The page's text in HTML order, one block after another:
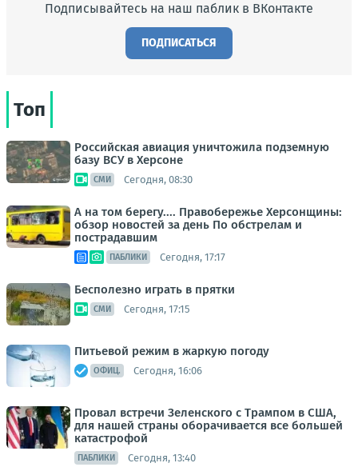
Подписывайтесь на наш паблик в ВКонтакте
ПОДПИСАТЬСЯ
Топ
Российская авиация уничтожила подземную
базу ВСУ в Херсоне
СМИ Сегодня, 08:30
А на том берегу.... Правобережье Херсонщины:
обзор новостей за день По обстрелам и
пострадавшим
ПАБЛИКИ Сегодня, 17:17
Бесполезно играть в прятки
СМИ Сегодня, 17:15
Питьевой режим в жаркую погоду
ОФИЦ. Сегодня, 16:06
Провал встречи Зеленского с Трампом в США,
для нашей страны оборачивается все большей
катастрофой
ПАБЛИКИ Сегодня, 13:40